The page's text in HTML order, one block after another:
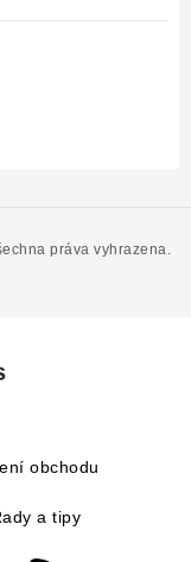
práva vyhrazena.
obchodu
a tipy